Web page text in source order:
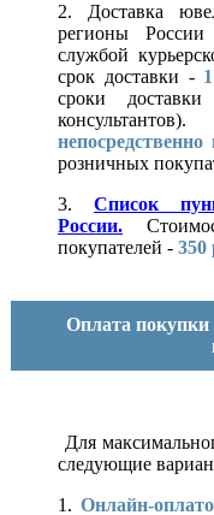
2. Доставка
регионы России
службой
срок доставки -
сроки
розничных
3. Список
России.
покупателей - 350
Оплата покупки
Для
следующие
1. Онлайн-